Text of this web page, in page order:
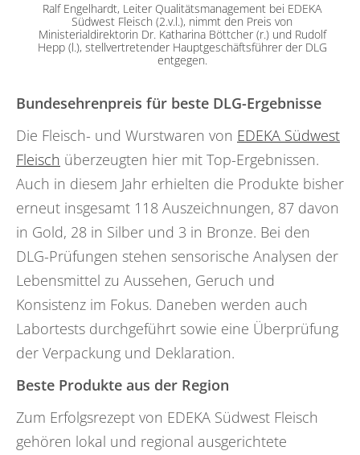
Ralf Engelhardt, Leiter Qualitätsmanagement bei EDEKA
Südwest Fleisch (2.v.l.), nimmt den Preis von
Ministerialdirektorin Dr. Katharina Böttcher (r.) und Rudolf
Hepp (l.), stellvertretender Hauptgeschäftsführer der DLG
entgegen.
Bundesehrenpreis für beste DLG-Ergebnisse
Die Fleisch- und Wurstwaren von EDEKA Südwest
Fleisch überzeugten hier mit Top-Ergebnissen.
Auch in diesem Jahr erhielten die Produkte bisher
erneut insgesamt 118 Auszeichnungen, 87 davon
in Gold, 28 in Silber und 3 in Bronze. Bei den
DLG-Prüfungen stehen sensorische Analysen der
Lebensmittel zu Aussehen, Geruch und
Konsistenz im Fokus. Daneben werden auch
Labortests durchgeführt sowie eine Überprüfung
der Verpackung und Deklaration.
Beste Produkte aus der Region
Zum Erfolgsrezept von EDEKA Südwest Fleisch
gehören lokal und regional ausgerichtete